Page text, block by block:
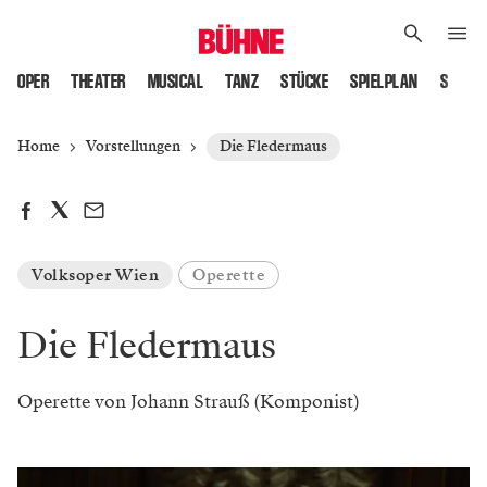
OPER THEATER MUSICAL TANZ STÜCKE SPIELPLAN
Home Vorstellungen Die Fledermaus
Volksoper Wien Operette
Die Fledermaus
Operette von Johann Strauß (Komponist)